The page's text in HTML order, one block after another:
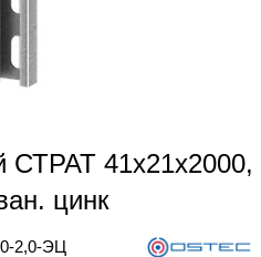
СТРАТ 41х21х2000,
цинк
2,0-ЭЦ